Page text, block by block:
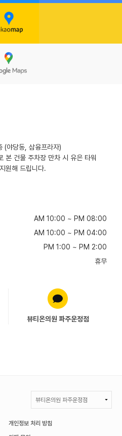
야당동, 삼융프라자)
본 건물 주차장 만차 시 유은 타워
원해 드립니다.
AM 10:00 ~ PM 08:00
AM 10:00 ~ PM 04:00
PM 1:00 ~ PM 2:00
휴무
뷰티온의원 파주운정점
개인정보 처리 방침
뷰티온의원 파주운정점